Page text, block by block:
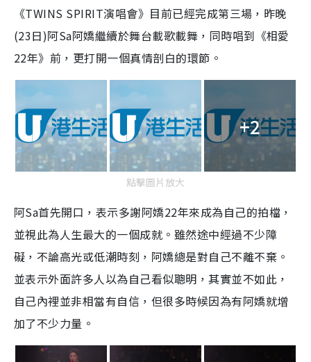
《TWINS SPIRIT演唱會》目前已經完成第三場，昨晚
(23日)阿Sa阿嬌繼續於舞台載歌載舞，同時唱到《相愛
22年》前，更打開一個真情剖白的環節。
+2
點擊圖片放大
阿Sa首先開口，表示多謝阿嬌22年來成為自己的拍檔，
並視此為人生最大的一個成就。雖然途中經過不少障
礙，不論高光或低潮時刻，阿嬌總是對自己不離不棄。
並表示外面許多人以為自己看似聰明，其實並不如此，
自己內裡並非相當有自信，但很多時候因為有阿嬌就增
加了不少力量。